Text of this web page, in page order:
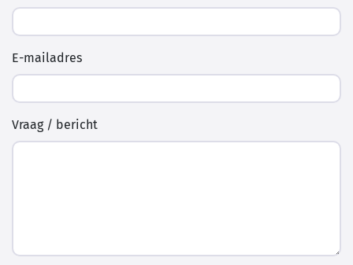
E-mailadres
Vraag / bericht